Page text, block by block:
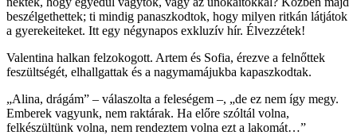
beszélgethettek; ti mindig panaszkodtok, hogy milyen ritkán látjátok
a gyerekeiteket. Itt egy négynapos exkluzív hír. Élvezzétek!
Valentina halkan felzokogott. Artem és Sofia, érezve a felnőttek
feszültségét, elhallgattak és a nagymamájukba kapaszkodtak.
„Alina, drágám” – válaszolta a feleségem –, „de ez nem így megy.
Emberek vagyunk, nem raktárak. Ha előre szóltál volna,
felkészültünk volna, nem rendeztem volna ezt a lakomát…”